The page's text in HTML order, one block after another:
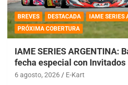
BREVES DESTACADA
IAME SERIES
PRÓXIMA COBERTURA
IAME SERIES ARGENTINA:
fecha especial con Invitados
6 agosto, 2026 E-Kart